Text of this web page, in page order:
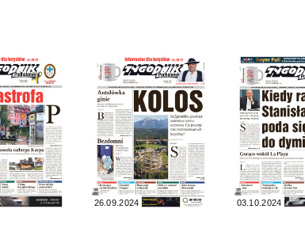
26.09.2024 03.10.2024